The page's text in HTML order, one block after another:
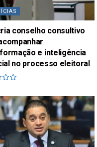
conselho consultivo
e inteligência
no processo eleitoral